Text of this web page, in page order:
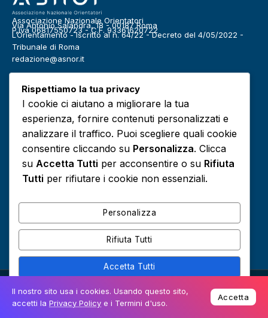
Associazione Nazionale Orientatori
Via Antonio Salandra, 18 - 00187 Roma
P.Iva 06817550723 - C.F. 93361620722
L’Orientamento - Iscritto al n. 64/22 - Decreto del 4/05/2022 -
Tribunale di Roma
redazione@asnor.it
Benessere Community
Europa Infografiche
Lavoro Media
Podcast Risorse e approfondimenti
L'Orientamento magazine
Privacy Policy e
Cookies
Il nostro sito usa i cookies. Usando questo sito,
accetti la Privacy Policy e i Termini d'uso.
Accetta
Rispettiamo la tua privacy
I cookie ci aiutano a migliorare la tua
esperienza, fornire contenuti personalizzati e
analizzare il traffico. Puoi scegliere quali cookie
consentire cliccando su Personalizza. Clicca
su Accetta Tutti per acconsentire o su Rifiuta
Tutti per rifiutare i cookie non essenziali.
Personalizza
Rifiuta Tutti
Accetta Tutti
Powered by